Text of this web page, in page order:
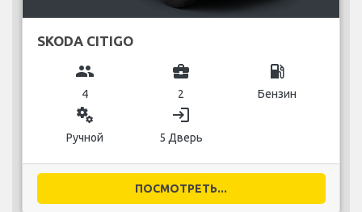
SKODA CITIGO
group
4
business_center
2
local_gas_station
Бензин
miscellaneous_services
Ручной
login
5 Дверь
ПОСМОТРЕТЬ...